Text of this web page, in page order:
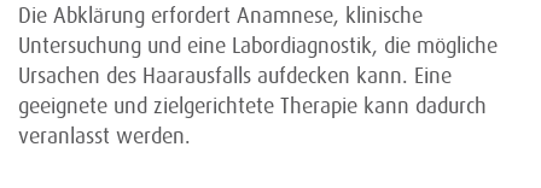
Die Abklärung erfordert Anamnese, klinische
Untersuchung und eine Labordiagnostik, die mögliche
Ursachen des Haarausfalls aufdecken kann. Eine
geeignete und zielgerichtete Therapie kann dadurch
veranlasst werden.